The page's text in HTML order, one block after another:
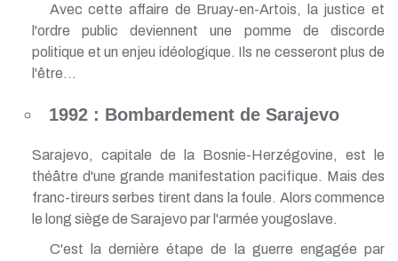
Avec cette affaire de Bruay-en-Artois, la justice et
l'ordre public deviennent une pomme de discorde
politique et un enjeu idéologique. Ils ne cesseront plus de
l'être...
1992 : Bombardement de Sarajevo
Sarajevo, capitale de la Bosnie-Herzégovine, est le
théâtre d'une grande manifestation pacifique. Mais des
franc-tireurs serbes tirent dans la foule. Alors commence
le long siège de Sarajevo par l'armée yougoslave.
C'est la dernière étape de la guerre engagée par